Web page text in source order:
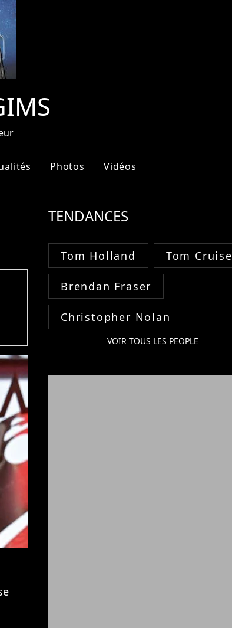
Photos Vidéos
TENDANCES
Tom Holland Tom Cruise
Brendan Fraser
Christopher Nolan
VOIR TOUS LES PEOPLE